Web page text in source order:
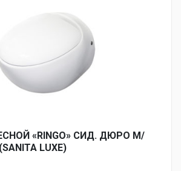
«RINGO» СИД. ДЮРО М/
LUXE)